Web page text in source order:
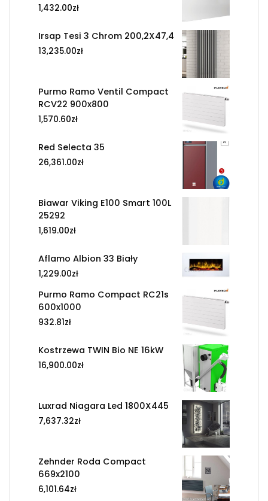
1,432.00zł
Irsap Tesi 3 Chrom 200,2X47,4
13,235.00zł
Purmo Ramo Ventil Compact
RCV22 900x800
1,570.60zł
Red Selecta 35
26,361.00zł
Biawar Viking E100 Smart 100L
25292
1,619.00zł
Aflamo Albion 33 Biały
1,229.00zł
Purmo Ramo Compact RC21s
600x1000
932.81zł
Kostrzewa TWIN Bio NE 16kW
16,900.00zł
Luxrad Niagara Led 1800X445
7,637.32zł
Zehnder Roda Compact
669x2100
6,101.64zł